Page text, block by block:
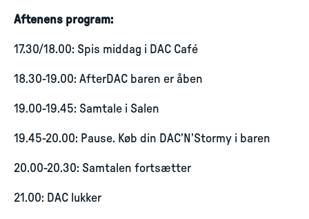
Aftenens program:
17.30/18.00: Spis middag i DAC Café
18.30-19.00: AfterDAC baren er åben
19.00-19.45: Samtale i Salen
19.45-20.00: Pause. Køb din DAC’N’Stormy i baren
20.00-20.30: Samtalen fortsætter
21.00: DAC lukker